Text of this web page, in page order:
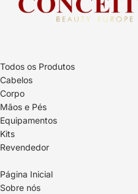
Todos os Produtos
Cabelos
Corpo
Mãos e Pés
Equipamentos
Kits
Revendedor
Página Inicial
Sobre nós